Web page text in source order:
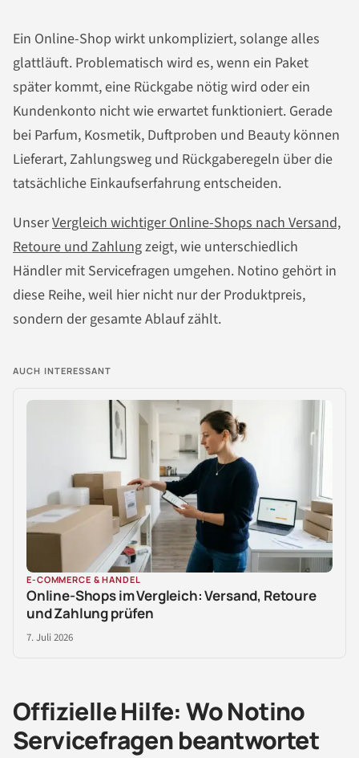
Ein Online-Shop wirkt unkompliziert, solange alles
glattläuft. Problematisch wird es, wenn ein Paket
später kommt, eine Rückgabe nötig wird oder ein
Kundenkonto nicht wie erwartet funktioniert. Gerade
bei Parfum, Kosmetik, Duftproben und Beauty können
Lieferart, Zahlungsweg und Rückgaberegeln über die
tatsächliche Einkaufserfahrung entscheiden.
UnserVergleich wichtiger Online-Shops nach Versand,
Retoure und Zahlungzeigt, wie unterschiedlich
Händler mit Servicefragen umgehen. Notino gehört in
diese Reihe, weil hier nicht nur der Produktpreis,
sondern der gesamte Ablauf zählt.
AUCH INTERESSANT
E-COMMERCE & HANDEL
Online-Shops im Vergleich: Versand, Retoure
und Zahlung prüfen
7. Juli 2026
Offizielle Hilfe: Wo Notino
Servicefragen beantwortet